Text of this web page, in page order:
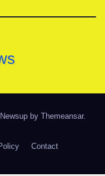
by Themeansar.
Contact